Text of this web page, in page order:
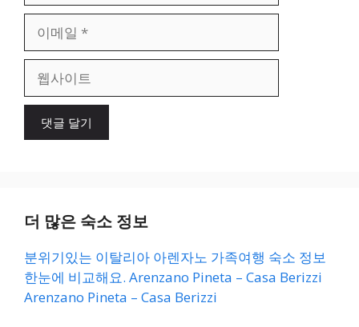
일
이
더 많은 숙소 정보
분위기있는 이탈리아 아렌자노 가족여행 숙소 정보
한눈에 비교해요. Arenzano Pineta – Casa Berizzi
Arenzano Pineta – Casa Berizzi